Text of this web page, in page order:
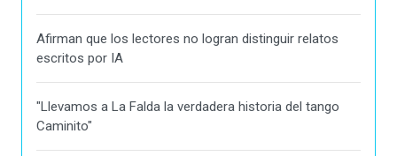
Afirman que los lectores no logran distinguir relatos
escritos por IA
"Llevamos a La Falda la verdadera historia del tango
Caminito"